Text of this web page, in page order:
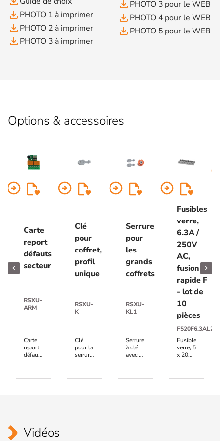
file_download PHOTO 1 à imprimer
file_download PHOTO 2 à imprimer
file_download PHOTO 3 à imprimer
file_download PHOTO 3 pour le WEB
file_download PHOTO 4 pour le WEB
file_download PHOTO 5 pour le WEB
Options & accessoires
arrow_circle_right
Carte
report
défauts
secteur
RSXU-
ARM
Carte
report
défauts
batterie(s)
arrow_circle_right
Clé
pour
coffret,
profil
unique
RSXU-
K
Clé
pour la
serrure
KL,
arrow_circle_right
Serrure
pour
les
grands
coffrets
RSXU-
KL1
Serrure
à clé
avec 2
unique)
arrow_circle_right
Fusibles
verre,
6.3A /
250V
AC,
fusion
rapide F
- lot de
10
pièces
F520F6.3AL250
Fusibles
verre, 5
x 20
un
Vidéos